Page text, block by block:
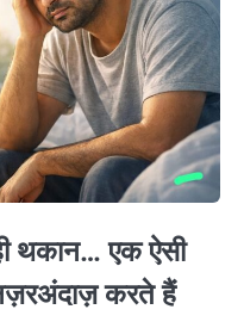
थकान… एक ऐसी
करते हैं